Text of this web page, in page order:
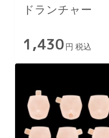
ドランチャー
1,430 円 税込